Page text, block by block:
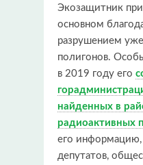
Экозащитник
основном
разрушением
полигонов.
в 2019 году его
найденных в
радиоактивных
его информацию,
депутатов,